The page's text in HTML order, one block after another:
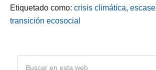
Etiquetado como: crisis climática,
transición ecosocial
Barra